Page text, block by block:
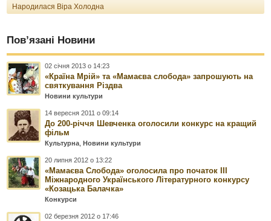
Народилася Віра Холодна
Пов’язані Новини
02 січня 2013 о 14:23
«Країна Мрій» та «Мамаєва слобода» запрошують на
святкування Різдва
Новини культури
14 вересня 2011 о 09:14
До 200-річчя Шевченка оголосили конкурс на кращий
фільм
Культурна ,Новини культури
20 липня 2012 о 13:22
«Мамаєва Слобода» оголосила про початок ІІІ
Міжнародного Українського Літературного конкурсу
«Козацька Балачка»
Конкурси
02 березня 2012 о 17:46